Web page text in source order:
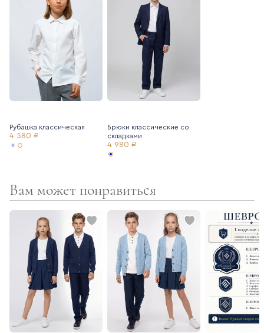
Рубашка классическая
4 580 ₽
Брюки классические со
складками
4 980 ₽
Вам может понравиться